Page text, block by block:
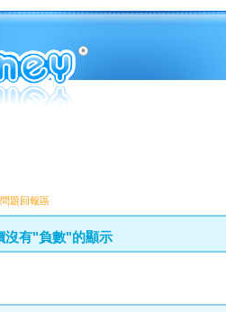
題回報區
沒有"負數"的顯示